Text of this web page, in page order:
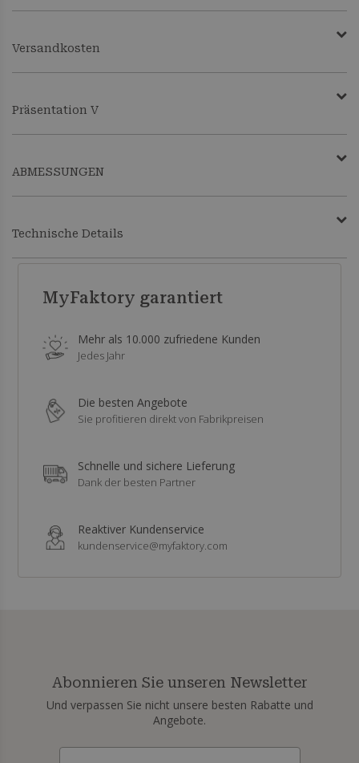
Versandkosten
Präsentation V
ABMESSUNGEN
Technische Details
MyFaktory garantiert
Mehr als 10.000 zufriedene Kunden
Jedes Jahr
Die besten Angebote
Sie profitieren direkt von Fabrikpreisen
Schnelle und sichere Lieferung
Dank der besten Partner
Reaktiver Kundenservice
kundenservice@myfaktory.com
Abonnieren Sie unseren Newsletter
Und verpassen Sie nicht unsere besten Rabatte und
Angebote.